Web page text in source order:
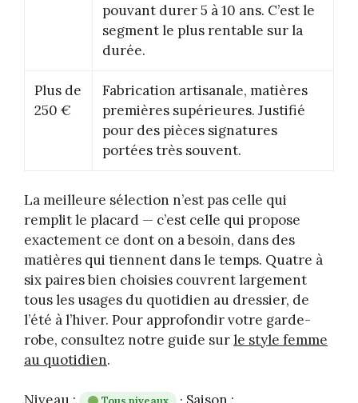
pouvant durer 5 à 10 ans. C’est le
segment le plus rentable sur la
durée.
Plus de
250 €
Fabrication artisanale, matières
premières supérieures. Justifié
pour des pièces signatures
portées très souvent.
La meilleure sélection n’est pas celle qui
remplit le placard — c’est celle qui propose
exactement ce dont on a besoin, dans des
matières qui tiennent dans le temps. Quatre à
six paires bien choisies couvrent largement
tous les usages du quotidien au dressier, de
l’été à l’hiver. Pour approfondir votre garde-
robe, consultez notre guide surle style femme
au quotidien.